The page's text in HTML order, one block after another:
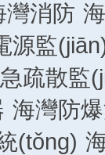
灣消防
源監
疏散監
海灣防
(tǒng)